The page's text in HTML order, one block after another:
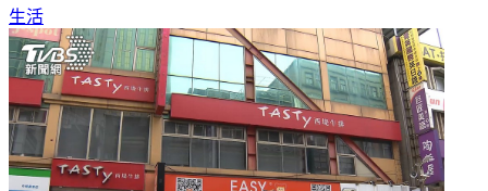
生活